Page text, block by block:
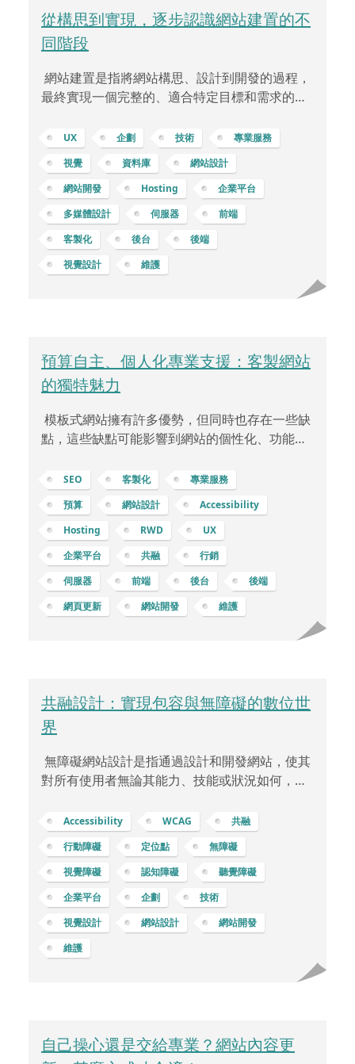
從構思到實現，逐步認識網站建置的不
同階段
網站建置是指將網站構思、設計到開發的過程，
最終實現一個完整的、適合特定目標和需求的網
終網站上線的各種階段。通常在網站建置前，需
要先定義網站的目標和需求。這包括了確定網站
的受眾、功能、內容和結構。隨之，網站設計師
將根據這些需求和目標，開始設計網站的外觀和
使用者體驗。這包括了視覺風格、導航、排版、
圖形和互動元素等方面。一旦設計確定，開發團
隊開始進行網站的實體構建。前端開發人員負責
建立網站的使用者界面，後端開發人員則負責伺
UX 企劃 技術
專業服務
視覺
資料庫
網站設計
網站開發
Hosting
企業平台
多媒體設計
伺服器
前端
客製化
後台
後端
視覺設計
維護
預算自主、個人化專業支援：客製網站
的獨特魅力
模板式網站擁有許多優勢，但同時也存在一些缺
點，這些缺點可能影響到網站的個性化、功能性
可能會受限於樣式和配置的固定模板，因此在設
計上缺乏獨特性，難以突顯獨特的品牌風格和形
象。限制自定義功能：雖然許多模板提供了一些
基本功能，但當企業或個人需要特定的功能時，
模板的靈活性和自定義能力可能會受到限制。可
能存在性能問題：一些模板可能包含大量不必要
的代碼或功能，導致網站載入速度變慢，這可能
會影響使用者體驗和搜尋引擎排名。更新和支援
SEO 客製化
專業服務
預算
網站設計
Accessibility
Hosting
RWD
UX
企業平台
共融
行銷
伺服器
前端 後台
後端
網頁更新
網站開發 維護
共融設計：實現包容與無障礙的數位世
界
無障礙網站設計是指通過設計和開發網站，使其
對所有使用者無論其能力、技能或狀況如何，都
各種能力和需求，確保所有使用者都能夠獲得相
同的信息和功能，而不受到身體、技能或技術限
制的影響。 無障礙網站設計的一些特點和原則包
括： 可訪問性 (Accessibility)確保網站的所有內
容和功能都可以被各種使用者所訪問，包括殘障
人士、老年人、不同語言和文化背景的使用者
等。舉例像是提供清晰的文字描述給視障人士的
圖像，使用可以放大的字體和對比度高的顏
Accessibility WCAG
共融
行動障礙
定位點
無障礙
視覺障礙
認知障礙
聽覺障礙
企業平台
企劃
技術
視覺設計
網站設計
網站開發
維護
自己操心還是交給專業？網站內容更